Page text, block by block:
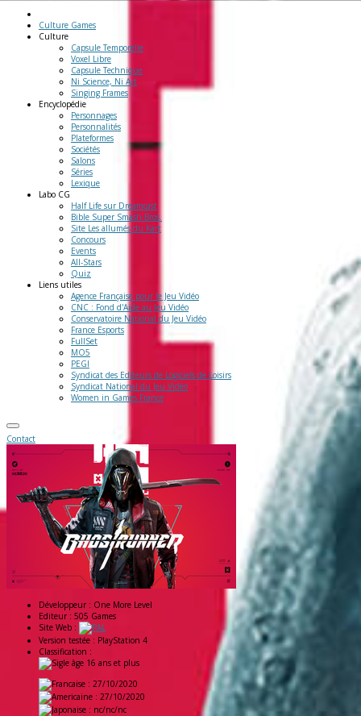
Culture Games
Culture
Capsule Temporelle
Voxel Libre
Capsule Technique
Ni Science, Ni Art
Singing Frames
Encyclopédie
Personnages
Personnalités
Plateformes
Sociétés
Salons
Séries
Lexique
Labo CG
Half Life sur Dreamcast
Bible Super Smash Bros.
Site Les allumés du Kart
Concours
Events
All-Stars
Quiz
Liens utiles
Agence Française pour le Jeu Vidéo
CNC : Fond d'Aide au Jeu Vidéo
Conservatoire National du Jeu Vidéo
France Esports
FullSet
MO5
PEGI
Syndicat des Editeurs de Logiciels de Loisirs
Syndicat National du Jeu Vidéo
Women in Games France
Contact
Développeur : One More Level
Editeur : 505 Games
Site Web :
Version testée : PlayStation 4
Classification :
: 27/10/2020
: 27/10/2020
: nc/nc/nc